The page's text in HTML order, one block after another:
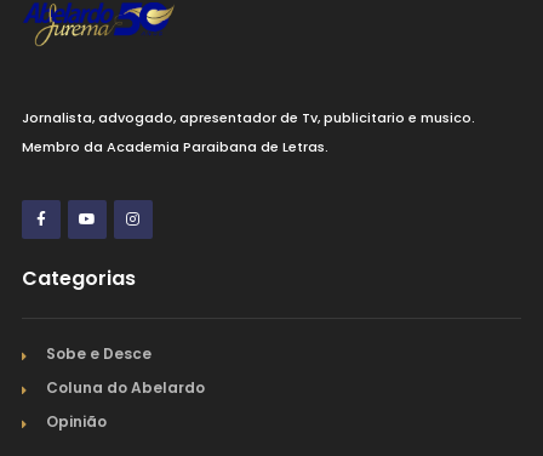
Jornalista, advogado, apresentador de Tv, publicitario e musico.
Membro da Academia Paraibana de Letras.
Categorias
Sobe e Desce
Coluna do Abelardo
Opinião